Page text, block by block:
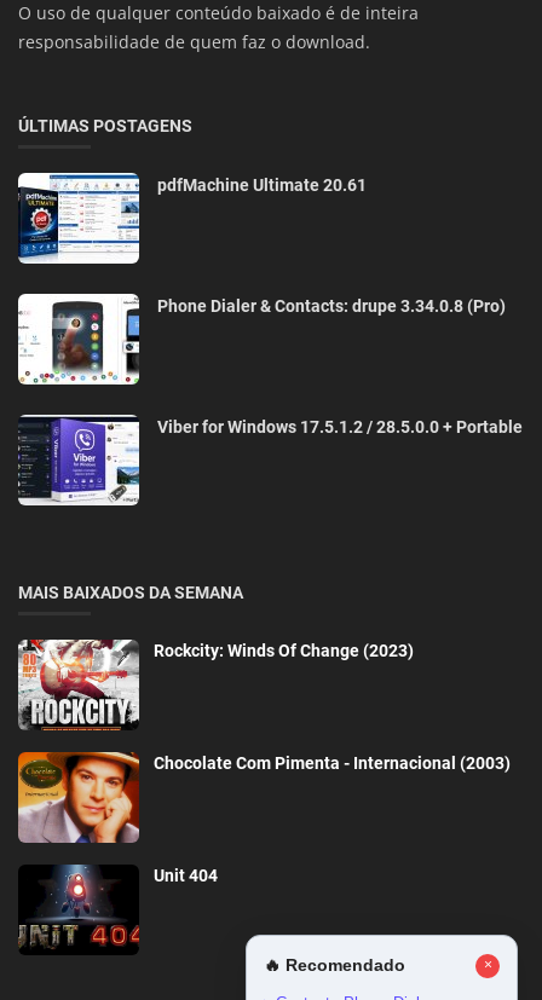
O uso de qualquer conteúdo baixado é de inteira
responsabilidade de quem faz o download.
ÚLTIMAS POSTAGENS
pdfMachine Ultimate 20.61
Phone Dialer & Contacts: drupe 3.34.0.8 (Pro)
Viber for Windows 17.5.1.2 / 28.5.0.0 + Portable
MAIS BAIXADOS DA SEMANA
Rockcity: Winds Of Change (2023)
Chocolate Com Pimenta - Internacional (2003)
Unit 404
🔥 Recomendado ×